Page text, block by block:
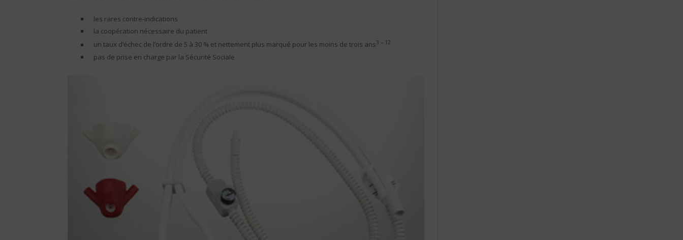
les rares contre-indications
la coopération nécessaire du patient
un taux d’échec de l’ordre de 5 à 30 % et nettement plus marqué pour les moins de trois ans3 – 12
pas de prise en charge par la Sécurité Sociale